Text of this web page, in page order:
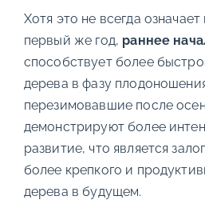
Хотя это не всегда
первый же год, раннее
способствует более
дерева в фазу
перезимовавшие после
демонстрируют более
развитие, что является
более крепкого и
дерева в будущем.